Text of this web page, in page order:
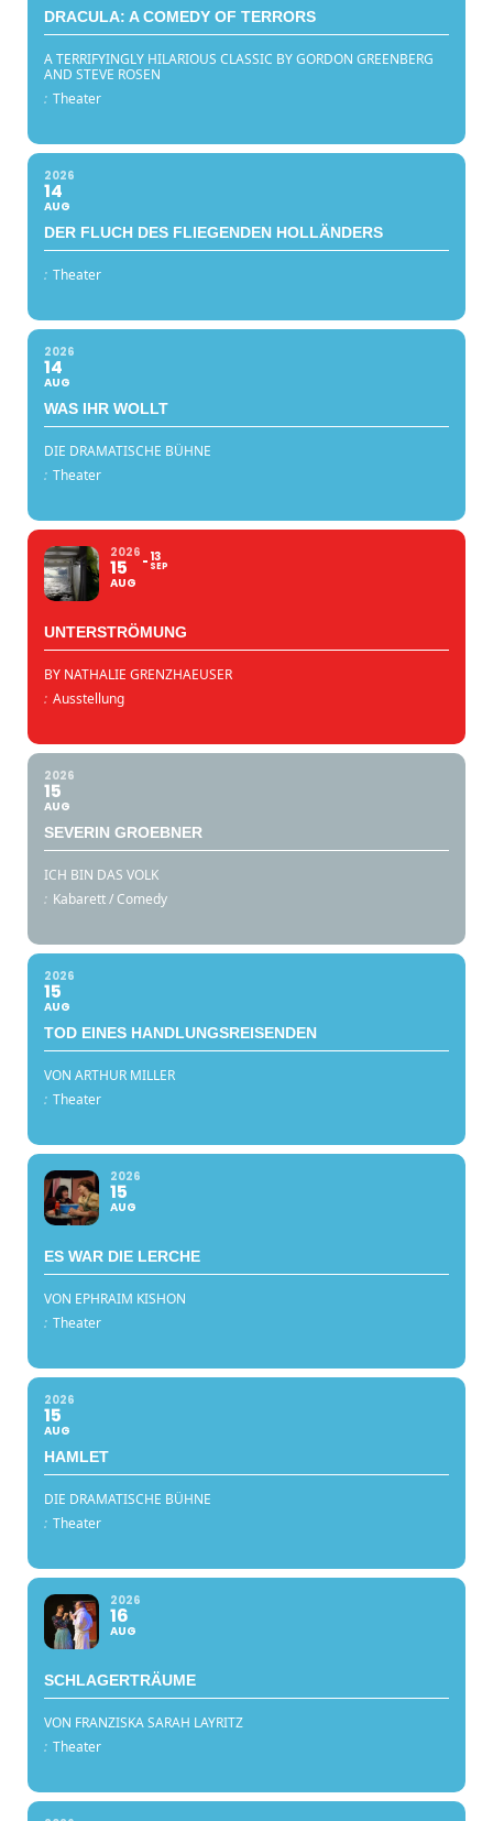
DRACULA: A COMEDY OF TERRORS
A TERRIFYINGLY HILARIOUS CLASSIC BY GORDON GREENBERG
AND STEVE ROSEN
: Theater
2026
14
AUG
DER FLUCH DES FLIEGENDEN HOLLÄNDERS
: Theater
2026
14
AUG
WAS IHR WOLLT
DIE DRAMATISCHE BÜHNE
: Theater
2026
15
AUG
13
SEP
UNTERSTRÖMUNG
BY NATHALIE GRENZHAEUSER
: Ausstellung
2026
15
AUG
SEVERIN GROEBNER
ICH BIN DAS VOLK
: Kabarett / Comedy
2026
15
AUG
TOD EINES HANDLUNGSREISENDEN
VON ARTHUR MILLER
: Theater
2026
15
AUG
ES WAR DIE LERCHE
VON EPHRAIM KISHON
: Theater
2026
15
AUG
HAMLET
DIE DRAMATISCHE BÜHNE
: Theater
2026
16
AUG
SCHLAGERTRÄUME
VON FRANZISKA SARAH LAYRITZ
: Theater